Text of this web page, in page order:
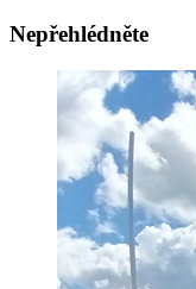
Nepřehlédněte